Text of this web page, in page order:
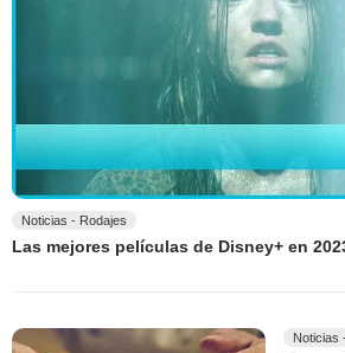
Noticias - Rodajes
Las mejores películas de Disney+ en
Noticias